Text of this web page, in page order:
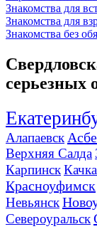
Знакомства для
Знакомства для
Знакомства без
серьезных
Алапаевск
Верхняя Салда
Карпинск
Красноуфимск
Невьянск
Североуральск